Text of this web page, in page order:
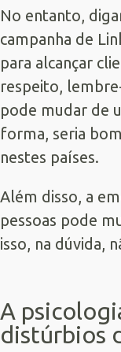
No entanto,
campanha de
para alcançar
respeito,
pode mudar de
forma, seria
nestes países.
Além disso, a
pessoas pode
isso, na dúvida,
A
distúrbios